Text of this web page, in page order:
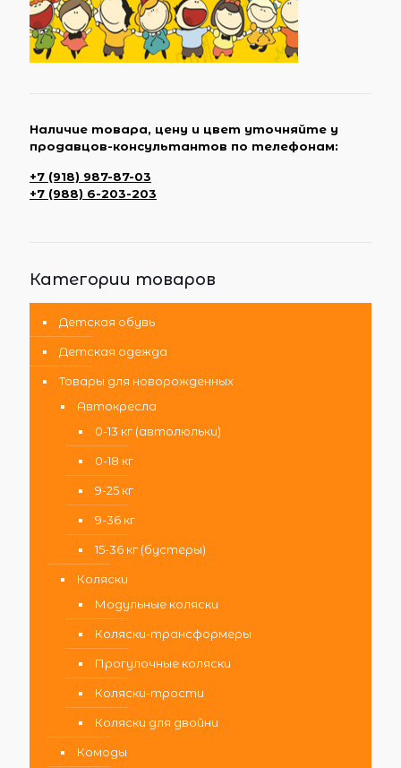
Наличие товара, цену и цвет уточняйте у
продавцов-консультантов по телефонам:
+7 (918) 987-87-03
+7 (988) 6-203-203
Категории товаров
Детская обувь
Детская одежда
Товары для новорожденных
Автокресла
0-13 кг (автолюльки)
0-18 кг
9-25 кг
9-36 кг
15-36 кг (бустеры)
Коляски
Модульные коляски
Коляски-трансформеры
Прогулочные коляски
Коляски-трости
Коляски для двойни
Комоды